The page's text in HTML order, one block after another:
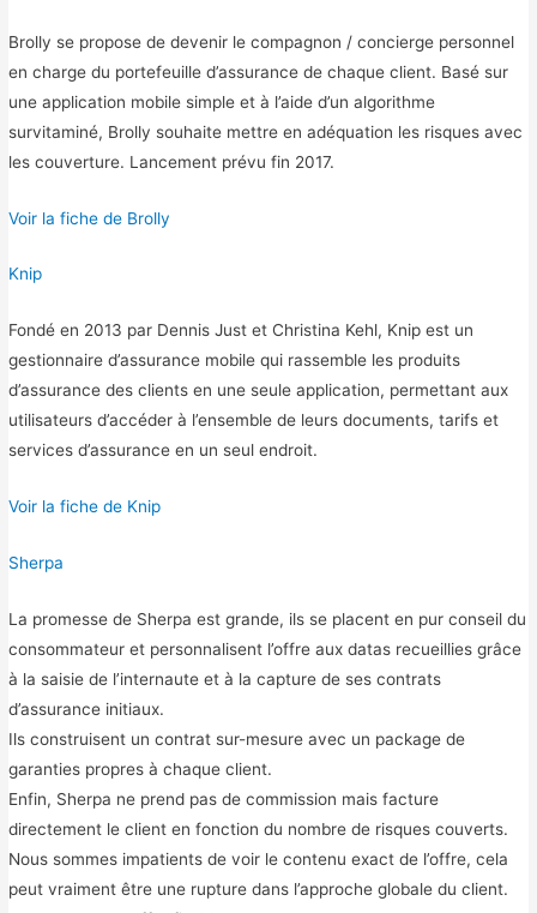
Brolly se propose de devenir le compagnon / concierge personnel
en charge du portefeuille d’assurance de chaque client. Basé sur
une application mobile simple et à l’aide d’un algorithme
survitaminé, Brolly souhaite mettre en adéquation les risques avec
les couverture. Lancement prévu fin 2017.
Voir la fiche de Brolly
Knip
Fondé en 2013 par Dennis Just et Christina Kehl, Knip est un
gestionnaire d’assurance mobile qui rassemble les produits
d’assurance des clients en une seule application, permettant aux
utilisateurs d’accéder à l’ensemble de leurs documents, tarifs et
services d’assurance en un seul endroit.
Voir la fiche de Knip
Sherpa
La promesse de Sherpa est grande, ils se placent en pur conseil du
consommateur et personnalisent l’offre aux datas recueillies grâce
à la saisie de l’internaute et à la capture de ses contrats
d’assurance initiaux.
Ils construisent un contrat sur-mesure avec un package de
garanties propres à chaque client.
Enfin, Sherpa ne prend pas de commission mais facture
directement le client en fonction du nombre de risques couverts.
Nous sommes impatients de voir le contenu exact de l’offre, cela
peut vraiment être une rupture dans l’approche globale du client.